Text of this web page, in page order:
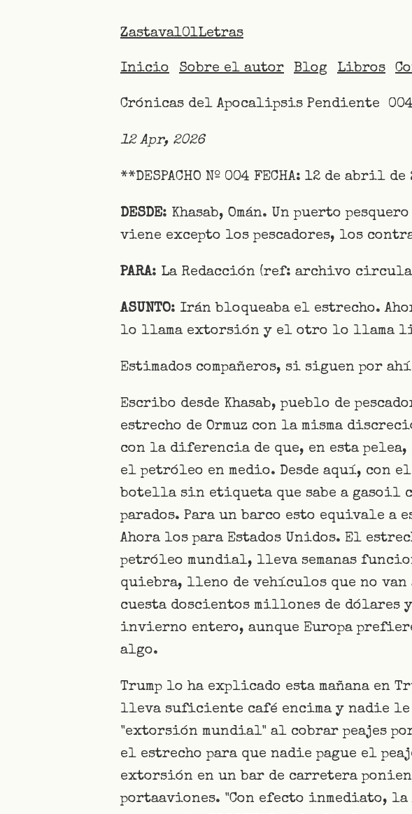
Zastava101Letras
Inicio Sobre el autor Blog Libros
Crónicas del Apocalipsis Pendiente 004
12 Apr, 2026
**DESPACHO Nº 004 FECHA: 12 de abril
DESDE: Khasab, Omán. Un puerto
viene excepto los pescadores, los
PARA: La Redacción (ref: archivo
ASUNTO: Irán bloqueaba el estrecho.
lo llama extorsión y el otro lo llama
Estimados compañeros, si siguen por
Escribo desde Khasab, pueblo de
estrecho de Ormuz con la misma
con la diferencia de que, en esta
el petróleo en medio. Desde aquí, con
botella sin etiqueta que sabe a gasoil
parados. Para un barco esto equivale a
Ahora los para Estados Unidos. El
petróleo mundial, lleva semanas
quiebra, lleno de vehículos que no
cuesta doscientos millones de
invierno entero, aunque Europa
algo.
Trump lo ha explicado esta mañana
lleva suficiente café encima y nadie
"extorsión mundial" al cobrar peajes
el estrecho para que nadie pague el
extorsión en un bar de carretera
portaaviones. "Con efecto inmediato, la